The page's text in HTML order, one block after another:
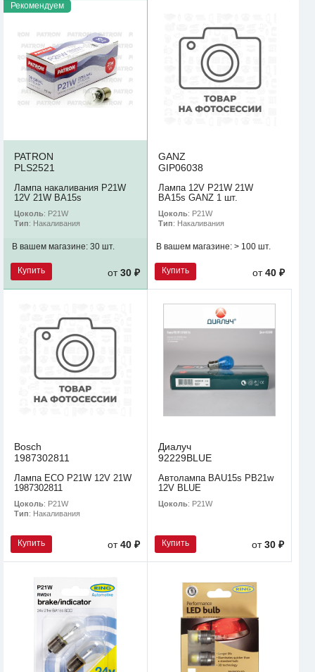
Рекомендуем
PATRON
PLS2521
Лампа накаливания P21W
12V 21W BA15s
Цоколь: P21W
Тип: Накаливания
В вашем магазине: 30 шт.
Купить от30 ₽
GANZ
GIP06038
Лампа 12V P21W 21W
BA15s GANZ 1 шт.
Цоколь: P21W
Тип: Накаливания
В вашем магазине: > 100 шт.
Купить от40 ₽
Bosch
1987302811
Лампа ECO P21W 12V 21W
1987302811
Цоколь: P21W
Тип: Накаливания
Купить от40 ₽
Диалуч
92229BLUE
Автолампа BAU15s PB21w
12V BLUE
Цоколь: P21W
Купить от30 ₽